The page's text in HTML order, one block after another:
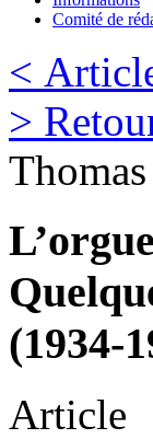
Comité de
<
>
Thomas
(1934-
Article